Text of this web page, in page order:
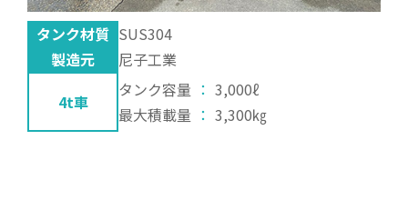
タンク材質 SUS304
製造元
尼子工業
4t車
タンク容量 ： 3,000ℓ
最大積載量 ： 3,300㎏